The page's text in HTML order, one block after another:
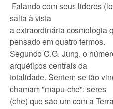
Falando com seus lideres
salta à vista
a extraordinária cosmologia
pensado em quatro termos.
Segundo C.G. Jung, o
arquétipos centrais da
totalidade. Sentem-se tão
chamam "mapu-che": seres
(che) que são um com a